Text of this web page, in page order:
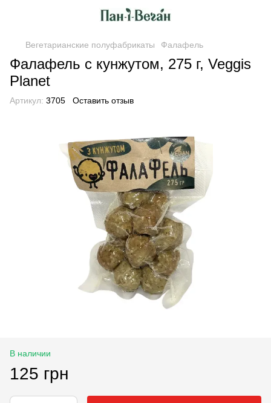
Вегетарианские полуфабрикаты Фалафель
Фалафель с кунжутом, 275 г, Veggis
Planet
Артикул: 3705 Оставить отзыв
В наличии
125 грн